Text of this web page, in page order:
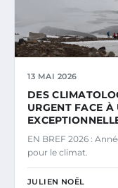
13 MAI 2026
DES
URGENT FACE
EN BREF 2026 :
pour le climat.
JULIEN NOËL